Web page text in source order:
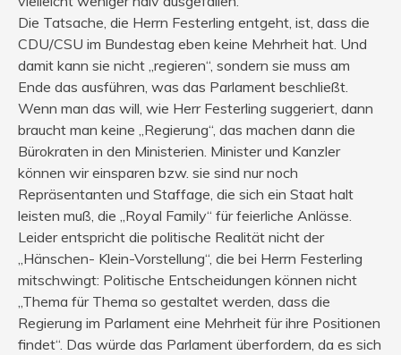
Die Tatsache, die Herrn Festerling entgeht, ist, dass die
CDU/CSU im Bundestag eben keine Mehrheit hat. Und
damit kann sie nicht „regieren“, sondern sie muss am
Ende das ausführen, was das Parlament beschließt.
Wenn man das will, wie Herr Festerling suggeriert, dann
braucht man keine „Regierung“, das machen dann die
Bürokraten in den Ministerien. Minister und Kanzler
können wir einsparen bzw. sie sind nur noch
Repräsentanten und Staffage, die sich ein Staat halt
leisten muß, die „Royal Family“ für feierliche Anlässe.
Leider entspricht die politische Realität nicht der
„Hänschen- Klein-Vorstellung“, die bei Herrn Festerling
mitschwingt: Politische Entscheidungen können nicht
„Thema für Thema so gestaltet werden, dass die
Regierung im Parlament eine Mehrheit für ihre Positionen
findet“. Das würde das Parlament überfordern, da es sich